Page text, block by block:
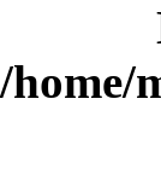
/home/